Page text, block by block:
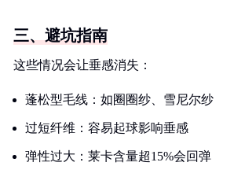
三、避坑指南
这些情况会让垂感消失：
蓬松型毛线：如圈圈纱、雪尼尔纱
过短纤维：容易起球影响垂感
弹性过大：莱卡含量超15%会回弹